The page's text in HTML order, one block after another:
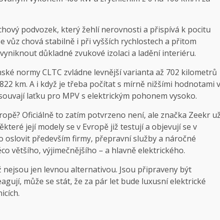
podvozek, který žehlí nerovnosti a přispívá k pocitu
vůz chová stabilně i při vyšších rychlostech a přitom
důkladné zvukové izolaci a ladění interiéru.
normy CLTC zvládne levnější varianta až 702 kilometrů
km. A i když je třeba počítat s mírně nižšími hodnotami v
laťku pro MPV s elektrickým pohonem vysoko.
Oficiálně to zatím potvrzeno není, ale značka Zeekr
její modely se v Evropě již testují a objevují se v
oslovit především firmy, přepravní služby a náročné
většího, výjimečnějšího – a hlavně elektrického.
jen levnou alternativou. Jsou připraveny být
může se stát, že za pár let bude luxusní elektrické